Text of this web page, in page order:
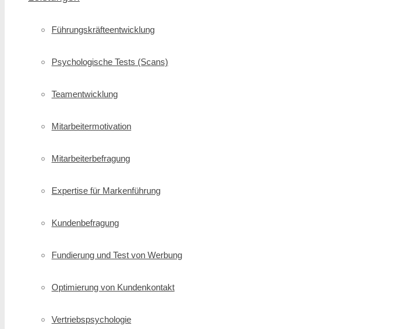
Führungskräfte­entwicklung
Psychologische Tests (Scans)
Teamentwicklung
Mitarbeitermotivation
Mitarbeiterbefragung
Expertise für Markenführung
Kundenbefragung
Fundierung und Test von Werbung
Optimierung von Kundenkontakt
Vertriebspsychologie